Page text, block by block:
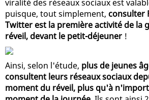
viralité des réseaux sociaux est
puisque, tout simplement, consulter
Twitter est la première activité de la
réveil, devant le petit-déjeuner !
Ainsi, selon l'étude, plus de jeunes
consultent leurs réseaux sociaux
moment du réveil, plus qu'à